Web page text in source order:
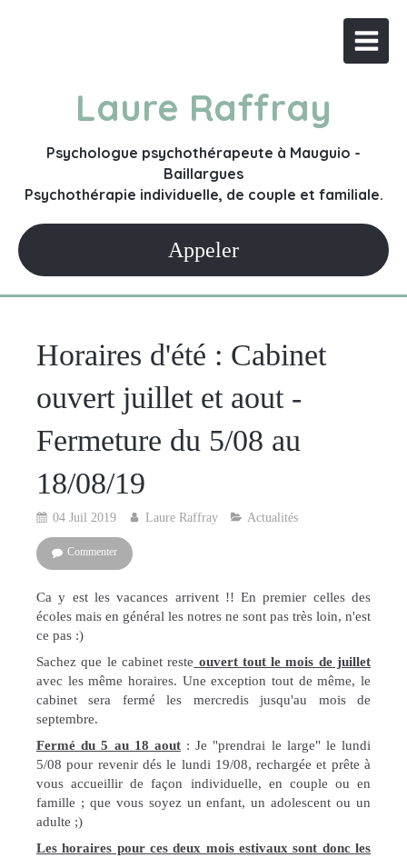
Laure Raffray
Psychologue psychothérapeute à Mauguio -
Baillargues
Psychothérapie individuelle, de couple et familiale.
Appeler
Horaires d'été : Cabinet
ouvert juillet et aout -
Fermeture du 5/08 au
18/08/19
04 Juil 2019 Laure Raffray Actualités
Commenter
Ca y est les vacances arrivent !! En premier celles des
écoles mais en général les notres ne sont pas très loin, n'est
ce pas :)
Sachez que le cabinet reste ouvert tout le mois de juillet
avec les même horaires. Une exception tout de même, le
cabinet sera fermé les mercredis jusqu'au mois de
septembre.
Fermé du 5 au 18 aout: Je "prendrai le large" le lundi
5/08 pour revenir dés le lundi 19/08, rechargée et prête à
vous accueillir de façon individuelle, en couple ou en
famille ; que vous soyez un enfant, un adolescent ou un
adulte ;)
Les horaires pour ces deux mois estivaux sont donc les